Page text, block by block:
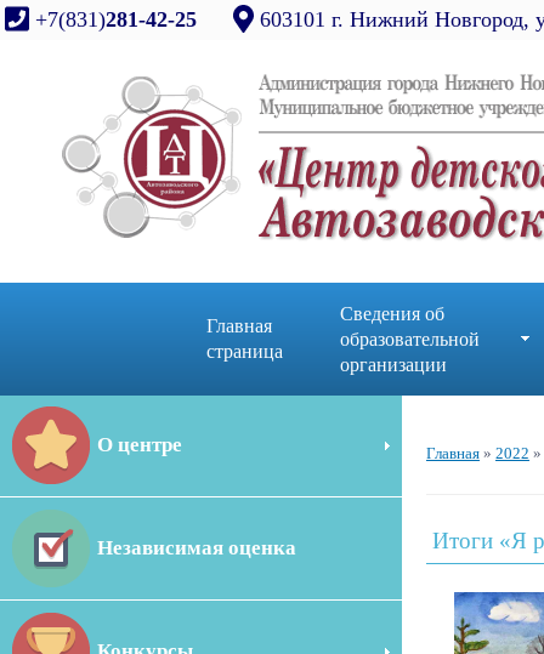
+7(831)281-42-25 603101 г. Нижний Новгород,
Главная
страница
Сведения об
образовательной
организации
О центре
Независимая оценка
Главная » 2022 »
Итоги «Я